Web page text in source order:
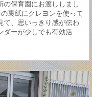
の保育園にお渡ししまし
裏紙にクレヨンを使って
て、思いっきり感が伝わ
ダーが少しでも有効活